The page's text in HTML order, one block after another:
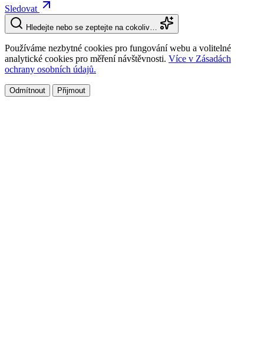
Sledovat
Hledejte nebo se zeptejte na cokoliv…
Používáme nezbytné cookies pro fungování webu a volitelné
analytické cookies pro měření návštěvnosti. Více v Zásadách
ochrany osobních údajů.
Odmítnout Přijmout